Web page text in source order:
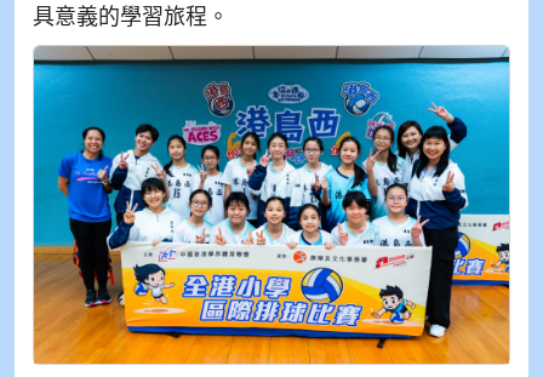
具意義的學習旅程。